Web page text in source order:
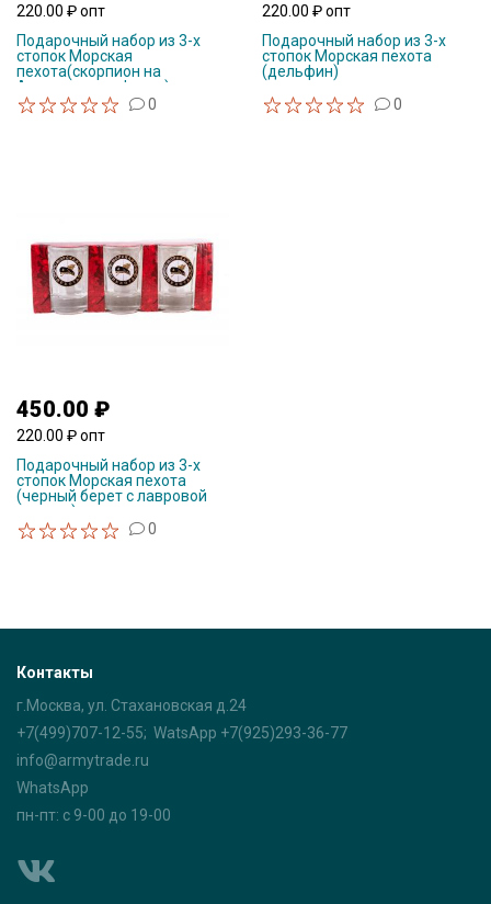
220.00 ₽ опт
Подарочный набор из 3-х
стопок Морская
пехота(скорпион на
Андреевском флаге)
0
220.00 ₽ опт
Подарочный набор из 3-х
стопок Морская пехота
(дельфин)
0
450.00 ₽
220.00 ₽ опт
Подарочный набор из 3-х
стопок Морская пехота
(черный берет с лавровой
ветвью)
0
Контакты
г.Москва, ул. Стахановская д.24
+7(499)707-12-55; WatsApp +7(925)293-36-77
info@armytrade.ru
WhatsApp
пн-пт: с 9-00 до 19-00